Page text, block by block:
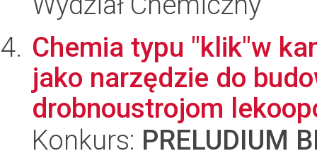
Chemia typu "klik"w
jako narzędzie do
drobnoustrojom
Konkurs: PRELUDIUM